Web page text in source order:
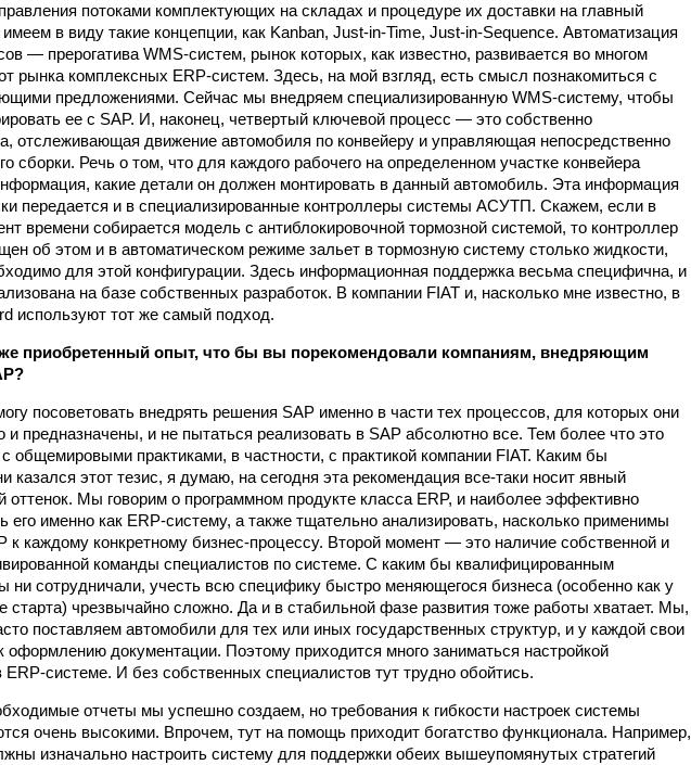
потоками комплектующих на складах и процедуре их доставки на главный
имеем в виду такие концепции, как Kanban, Just-in-Time, Just-in-Sequence. Автоматизация
— прерогатива WMS‑систем, рынок которых, как известно, развивается во многом
рынка комплексных ERP‑систем. Здесь, на мой взгляд, есть смысл познакомиться с
предложениями. Сейчас мы внедряем специализированную WMS‑систему, чтобы
ее с SAP. И, наконец, четвертый ключевой процесс — это собственно
отслеживающая движение автомобиля по конвейеру и управляющая непосредственно
сборки. Речь о том, что для каждого рабочего на определенном участке конвейера
какие детали он должен монтировать в данный автомобиль. Эта информация
передается и в специализированные контроллеры системы АСУТП. Скажем, если в
времени собирается модель с антиблокировочной тормозной системой, то контроллер
об этом и в автоматическом режиме зальет в тормозную систему столько жидкости,
для этой конфигурации. Здесь информационная поддержка весьма специфична, и
на базе собственных разработок. В компании FIAT и, насколько мне известно, в
используют тот же самый подход.
приобретенный опыт, что бы вы порекомендовали компаниям, внедряющим
посоветовать внедрять решения SAP именно в части тех процессов, для которых они
и предназначены, и не пытаться реализовать в SAP абсолютно все. Тем более что это
с общемировыми практиками, в частности, с практикой компании FIAT. Каким бы
казался этот тезис, я думаю, на сегодня эта рекомендация все‑таки носит явный
оттенок. Мы говорим о программном продукте класса ERP, и наиболее эффективно
его именно как ERP‑систему, а также тщательно анализировать, насколько применимы
к каждому конкретному бизнес-процессу. Второй момент — это наличие собственной и
команды специалистов по системе. С каким бы квалифицированным
ни сотрудничали, учесть всю специфику быстро меняющегося бизнеса (особенно как у
старта) чрезвычайно сложно. Да и в стабильной фазе развития тоже работы хватает. Мы,
поставляем автомобили для тех или иных государственных структур, и у каждой свои
оформлению документации. Поэтому приходится много заниматься настройкой
ERP‑системе. И без собственных специалистов тут трудно обойтись.
отчеты мы успешно создаем, но требования к гибкости настроек системы
очень высокими. Впрочем, тут на помощь приходит богатство функционала. Например,
изначально настроить систему для поддержки обеих вышеупомянутых стратегий